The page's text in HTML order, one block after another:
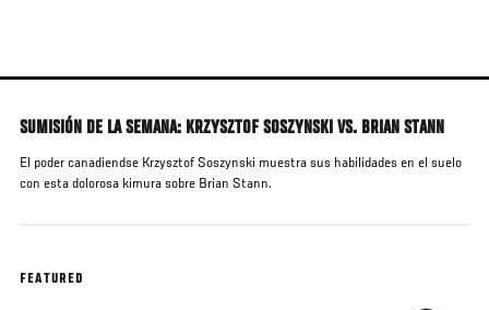
contenido
SUMISIÓN DE LA SEMANA: KRZYSZTOF SOSZYNSKI VS. BRIAN STANN
El poder canadiendse Krzysztof Soszynski muestra sus habilidades en el suelo
con esta dolorosa kimura sobre Brian Stann.
FEATURED